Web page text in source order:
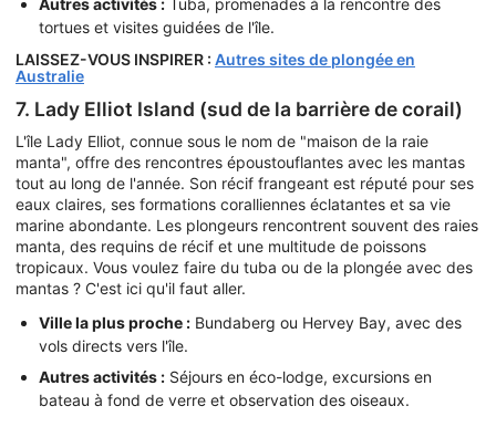
Autres activités : Tuba, promenades à la rencontre des
tortues et visites guidées de l'île.
LAISSEZ-VOUS INSPIRER : Autres sites de plongée en
Australie
7. Lady Elliot Island (sud de la barrière de corail)
L'île Lady Elliot, connue sous le nom de "maison de la raie
manta", offre des rencontres époustouflantes avec les mantas
tout au long de l'année. Son récif frangeant est réputé pour ses
eaux claires, ses formations coralliennes éclatantes et sa vie
marine abondante. Les plongeurs rencontrent souvent des raies
manta, des requins de récif et une multitude de poissons
tropicaux. Vous voulez faire du tuba ou de la plongée avec des
mantas ? C'est ici qu'il faut aller.
Ville la plus proche : Bundaberg ou Hervey Bay, avec des
vols directs vers l'île.
Autres activités : Séjours en éco-lodge, excursions en
bateau à fond de verre et observation des oiseaux.